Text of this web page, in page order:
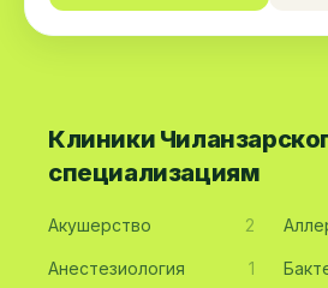
Клиники
специализациям
Акушерство 2
Анестезиология 1